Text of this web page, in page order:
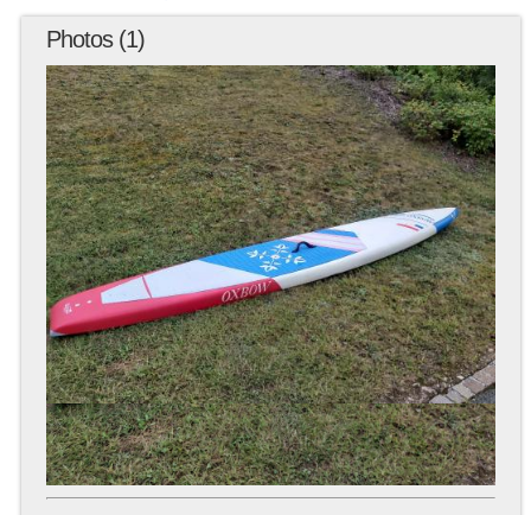
Photos (1)